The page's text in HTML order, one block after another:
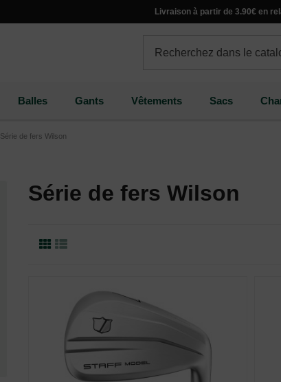
Livraison à partir de 3.90€ en
Balles Gants Vêtements Sacs
Série de fers Wilson
Série de fers Wilson